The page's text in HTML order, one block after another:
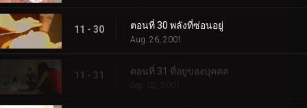
11 - 30 ตอนที่ 30 พลังที่ซ่อนอยู่
Aug. 26, 2001
11 - 31 ตอนที่ 31 ที่อยู่ของบุคคล
Sep. 02, 2001